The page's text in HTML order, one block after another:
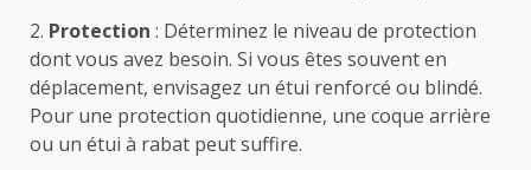
2. Protection : Déterminez le niveau de protection
dont vous avez besoin. Si vous êtes souvent en
déplacement, envisagez un étui renforcé ou blindé.
Pour une protection quotidienne, une coque arrière
ou un étui à rabat peut suffire.